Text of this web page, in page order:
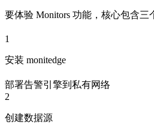
要体验 Monitors 功能，核心包含三
1
安装 monitedge
部署告警引擎到私有网络
2
创建数据源